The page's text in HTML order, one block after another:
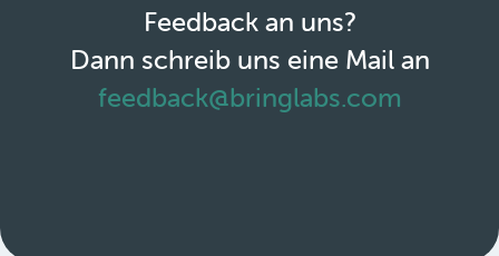
Feedback an uns?
Dann schreib uns eine Mail an
feedback@bringlabs.com